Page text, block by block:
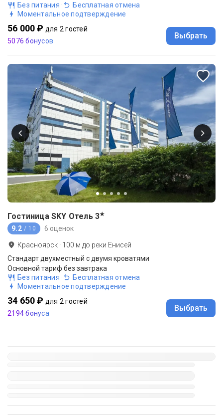
Без питания ·
Бесплатная отмена
Моментальное подтверждение
56 000 ₽ для 2 гостей
5076 бонусов
Выбрать
Гостиница SKY Отель 3★
9.2 / 10 6 оценок
Красноярск · 100 м до реки Енисей
Стандарт двухместный с двумя кроватями
Основной тариф без завтрака
Без питания ·
Бесплатная отмена
Моментальное подтверждение
34 650 ₽ для 2 гостей
2194 бонуса
Выбрать